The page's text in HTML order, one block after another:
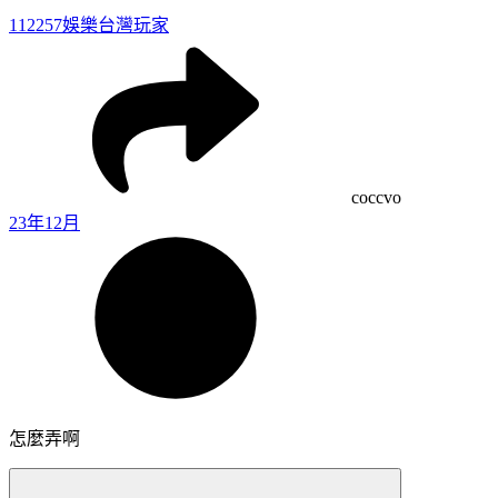
112257娛樂台灣玩家
coccvo
23年12月
怎麼弄啊